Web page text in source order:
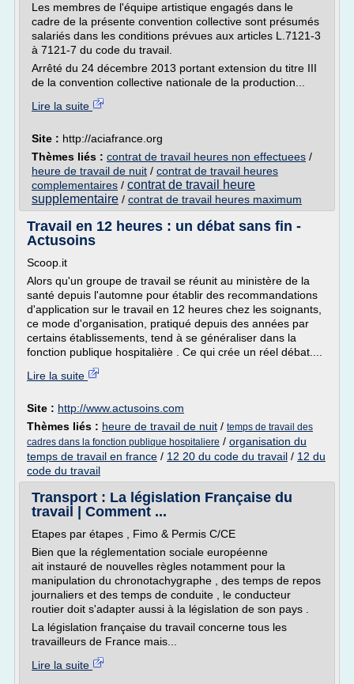
Les membres de l'équipe artistique engagés dans le
cadre de la présente convention collective sont présumés
salariés dans les conditions prévues aux articles L.7121-3
à 7121-7 du code du travail.
Arrêté du 24 décembre 2013 portant extension du titre III
de la convention collective nationale de la production...
Lire la suite
Site : http://aciafrance.org
Thèmes liés : contrat de travail heures non effectuees /
heure de travail de nuit / contrat de travail heures
complementaires / contrat de travail heure
supplementaire / contrat de travail heures maximum
Travail en 12 heures : un débat sans fin -
Actusoins
Scoop.it
Alors qu'un groupe de travail se réunit au ministère de la
santé depuis l'automne pour établir des recommandations
d'application sur le travail en 12 heures chez les soignants,
ce mode d'organisation, pratiqué depuis des années par
certains établissements, tend à se généraliser dans la
fonction publique hospitalière . Ce qui crée un réel débat....
Lire la suite
Site : http://www.actusoins.com
Thèmes liés : heure de travail de nuit / temps de travail des
cadres dans la fonction publique hospitaliere / organisation du
temps de travail en france / 12 20 du code du travail / 12 du
code du travail
Transport : La législation Française du
travail | Comment ...
Etapes par étapes , Fimo & Permis C/CE
Bien que la réglementation sociale européenne
ait instauré de nouvelles règles notamment pour la
manipulation du chronotachygraphe , des temps de repos
journaliers et des temps de conduite , le conducteur
routier doit s'adapter aussi à la législation de son pays .
La législation française du travail concerne tous les
travailleurs de France mais...
Lire la suite